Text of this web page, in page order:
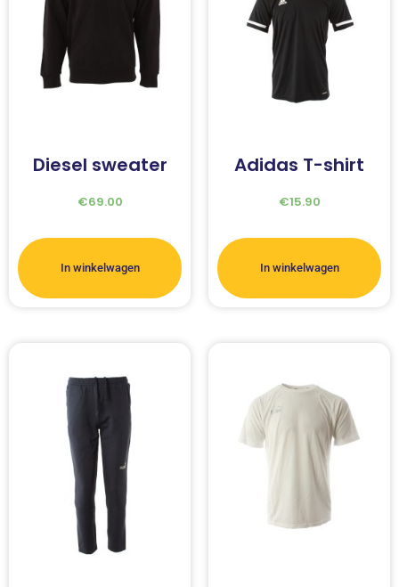
Diesel sweater
€69.00
In winkelwagen
Adidas T-shirt
€15.90
In winkelwagen